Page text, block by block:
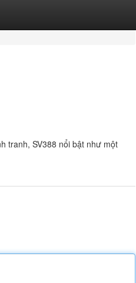
tranh, SV388 nổi bật như một